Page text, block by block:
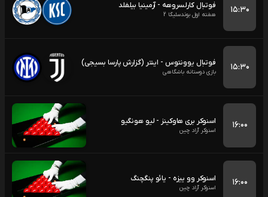
۱۵:۳۰ فوتبال کارلسروهه - آرمینیا بیلفلد
هفته اول بوندسلیگا 2
۱۵:۳۰ فوتبال یوونتوس - اینتر (گزارش پارسا بسیجی)
بازی دوستانه باشگاهی
۱۶:۰۰ اسنوکر بری هاوکینز - لیو هونگیو
اسنوکر آزاد چین
۱۶:۰۰ اسنوکر وو ییزه - یائو پنگچنگ
اسنوکر آزاد چین